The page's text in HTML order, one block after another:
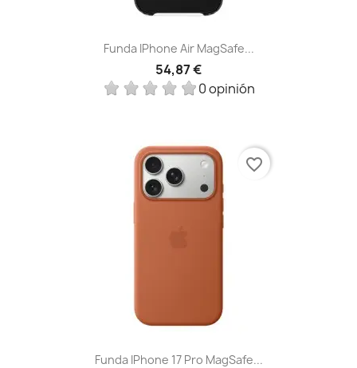
Funda IPhone Air MagSafe...
54,87 €
0 opinión
Funda IPhone 17 Pro MagSafe...
favorite_border